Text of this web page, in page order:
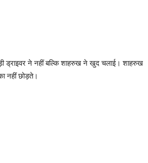
ड्राइवर ने नहीं बल्कि शाहरुख ने खुद चलाई। शाहरुख
नहीं छोड़ते।